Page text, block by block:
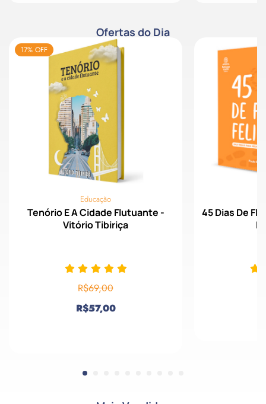
Ofertas do Dia
17% OFF
Educação
Tenório E A Cidade Flutuante -
Vitório Tibiriça
R$69,00
R$57,00
45 Dias De